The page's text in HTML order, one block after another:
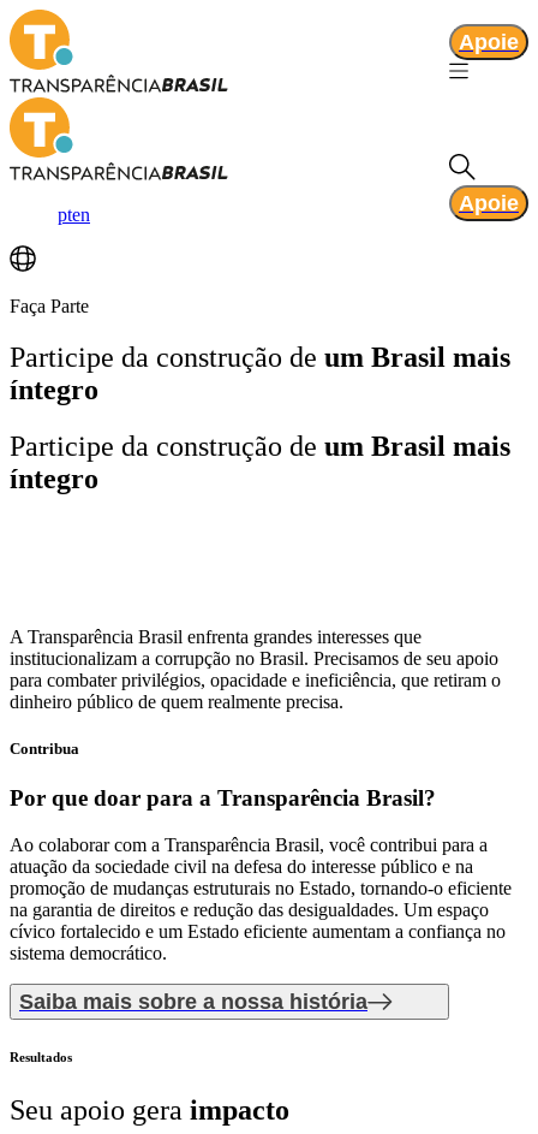
Apoie
pten Apoie
Faça Parte
Participe da construção de um Brasil mais
íntegro
Participe da construção de um Brasil mais
íntegro
A Transparência Brasil enfrenta grandes interesses que
institucionalizam a corrupção no Brasil. Precisamos de seu apoio
para combater privilégios, opacidade e ineficiência, que retiram o
dinheiro público de quem realmente precisa.
Contribua
Por que doar para a Transparência Brasil?
Ao colaborar com a Transparência Brasil, você contribui para a
atuação da sociedade civil na defesa do interesse público e na
promoção de mudanças estruturais no Estado, tornando-o eficiente
na garantia de direitos e redução das desigualdades. Um espaço
cívico fortalecido e um Estado eficiente aumentam a confiança no
sistema democrático.
Saiba mais sobre a nossa história
Resultados
Seu apoio gera impacto